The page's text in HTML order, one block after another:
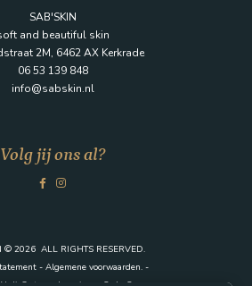
Volg jij ons al?
SAB'SKIN
and beautiful skin
2M, 6462 AX Kerkrade
06 53 139 848
info@sabskin.nl
© 2026 ALL RIGHTS RESERVED.
- Algemene voorwaarden. -